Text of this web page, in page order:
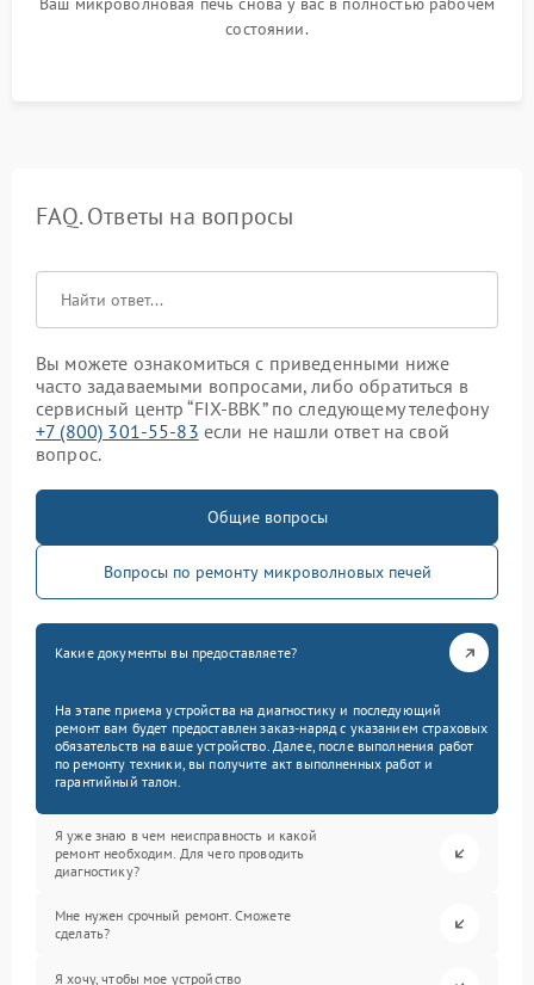
состоянии.
FAQ. Ответы на вопросы
Вы можете ознакомиться с приведенными ниже
часто задаваемыми вопросами, либо обратиться в
сервисный центр “FIX-BBK” по следующему телефону
+7 (800) 301-55-83 если не нашли ответ на свой
вопрос.
Общие вопросы
Вопросы по ремонту микроволновых печей
Какие документы вы предоставляете?
На этапе приема устройства на диагностику и последующий
ремонт вам будет предоставлен заказ-наряд с указанием страховых
обязательств на ваше устройство. Далее, после выполнения работ
по ремонту техники, вы получите акт выполненных работ и
гарантийный талон.
Я уже знаю в чем неисправность и какой
ремонт необходим. Для чего проводить
диагностику?
Мне нужен срочный ремонт. Сможете
сделать?
Я хочу, чтобы мое устройство